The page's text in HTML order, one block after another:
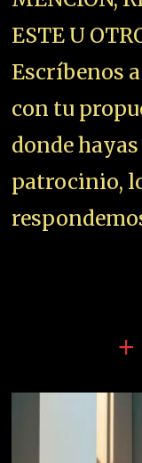
ESTE U
Escríbenos
con tu
donde
patrocinio,